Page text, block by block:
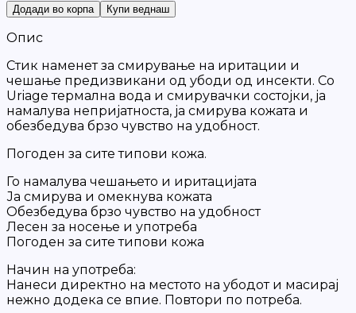
Додади во корпа Купи веднаш
Опис
Стик наменет за смирување на иритации и
чешање предизвикани од убоди од инсекти. Со
Uriage термална вода и смирувачки состојки, ја
намалува непријатноста, ја смирува кожата и
обезбедува брзо чувство на удобност.
Погоден за сите типови кожа.
Го намалува чешањето и иритацијата
Ја смирува и омекнува кожата
Обезбедува брзо чувство на удобност
Лесен за носење и употреба
Погоден за сите типови кожа
Начин на употреба:
Нанеси директно на местото на убодот и масирај
нежно додека се впие. Повтори по потреба.